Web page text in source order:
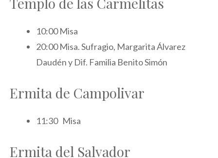
10:00 Misa
20:00 Misa. Sufragio, Margarita Álvarez
Daudén y Dif. Familia Benito Simón
Ermita de Campolivar
11:30 Misa
Ermita del Salvador